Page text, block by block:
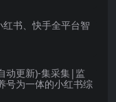
书、快手全平台智
动更新)-集采集|监
为一体的小红书综